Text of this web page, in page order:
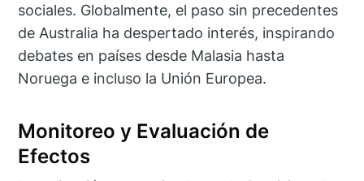
sociales. Globalmente, el paso sin precedentes
de Australia ha despertado interés, inspirando
debates en países desde Malasia hasta
Noruega e incluso la Unión Europea.
Monitoreo y Evaluación de
Efectos